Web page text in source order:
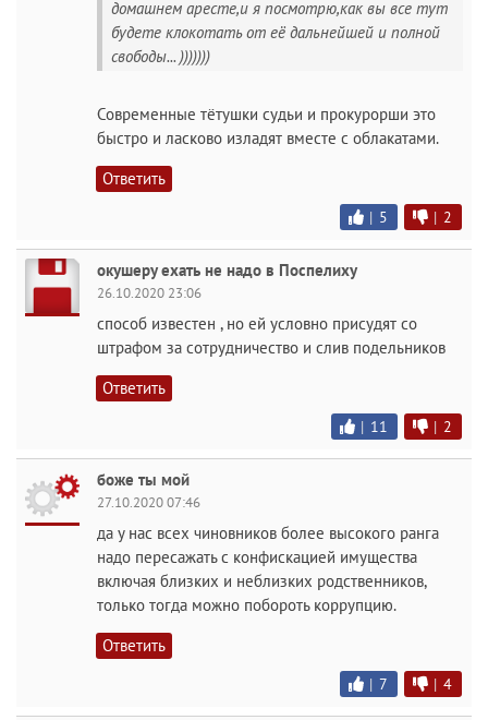
домашнем аресте,и я посмотрю,как вы все тут
будете клокотать от её дальнейшей и полной
свободы... )))))))
Современные тётушки судьи и прокурорши это
быстро и ласково изладят вместе с облакатами.
Ответить
| 5 | 2
окушеру ехать не надо в Поспелиху
26.10.2020 23:06
способ известен , но ей условно присудят со
штрафом за сотрудничество и слив подельников
Ответить
| 11 | 2
боже ты мой
27.10.2020 07:46
да у нас всех чиновников более высокого ранга
надо пересажать с конфискацией имущества
включая близких и неблизких родственников,
только тогда можно побороть коррупцию.
Ответить
| 7 | 4